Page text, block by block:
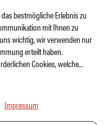
V8
bestmögliche Erlebnis zu
mit Ihnen zu
wichtig, wir verwenden nur
erteilt haben.
Cookies, welche...
Impressum